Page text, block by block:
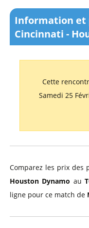
Information et
Cincinnati -
Cette
Samedi 25
Comparez les prix des
Houston Dynamo au
ligne pour ce match de